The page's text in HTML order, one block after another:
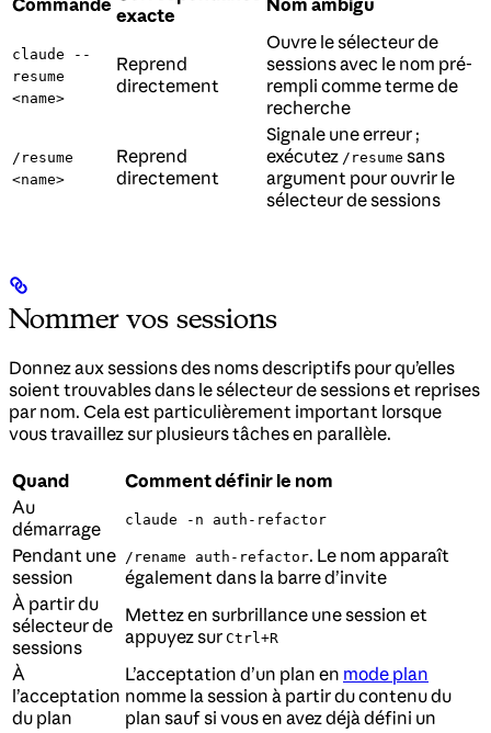
Commande exacte
Nom ambigu
claude --
resume
<name>
Reprend
directement
Ouvre le sélecteur de
sessions avec le nom pré-
rempli comme terme de
recherche
/resume
<name>
Reprend
directement
Signale une erreur ;
exécutez /resume sans
argument pour ouvrir le
sélecteur de sessions
Nommer vos sessions
Donnez aux sessions des noms descriptifs pour qu’elles
soient trouvables dans le sélecteur de sessions et reprises
par nom. Cela est particulièrement important lorsque
vous travaillez sur plusieurs tâches en parallèle.
Quand
Comment définir le nom
Au
démarrage
claude -n auth-refactor
Pendant une
session
/rename auth-refactor. Le nom apparaît
également dans la barre d’invite
À partir du
sélecteur de
sessions
Mettez en surbrillance une session et
appuyez sur Ctrl+R
À
l’acceptation
du plan
L’acceptation d’un plan en mode plan
nomme la session à partir du contenu du
plan sauf si vous en avez déjà défini un